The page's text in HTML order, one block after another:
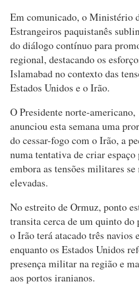
Em comunicado, o Ministério
Estrangeiros paquistanês
do diálogo contínuo para
regional, destacando os
Islamabad no contexto das
Estados Unidos e o Irão.
O Presidente norte-
anunciou esta semana uma
do cessar-fogo com o Irão, a
numa tentativa de criar espaço
embora as tensões militares
elevadas.
No estreito de Ormuz, ponto
transita cerca de um quinto
o Irão terá atacado três navios
enquanto os Estados Unidos
presença militar na região e
aos portos iranianos.